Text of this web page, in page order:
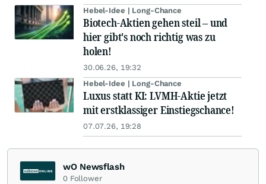
Hebel-Idee | Long-Chance
Biotech-Aktien gehen steil – und
hier gibt's noch richtig was zu
holen!
30.06.26, 19:32
Hebel-Idee | Long-Chance
Luxus statt KI: LVMH-Aktie jetzt
mit erstklassiger Einstiegschance!
07.07.26, 19:28
wO Newsflash
0 Follower